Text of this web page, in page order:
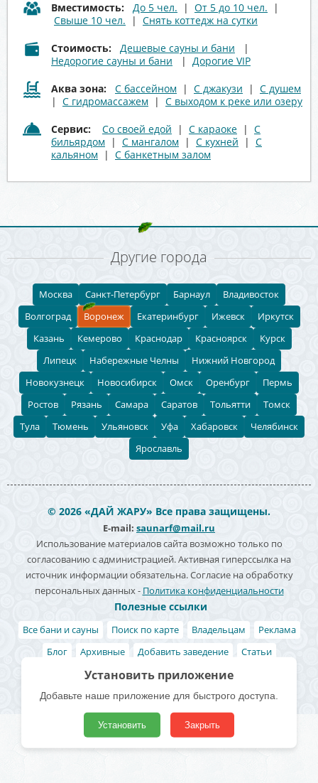
Вместимость: До 5 чел. | От 5 до 10 чел. |
Свыше 10 чел. | Снять коттедж на сутки
Стоимость: Дешевые сауны и бани |
Недорогие сауны и бани | Дорогие VIP
Аква зона: С бассейном | С джакузи | С душем
| С гидромассажем | С выходом к реке или озеру
Сервис: Со своей едой | С караоке | С
бильярдом | С мангалом | С кухней | С
кальяном | С банкетным залом
Другие города
Москва Санкт-Петербург Барнаул
Владивосток
Волгоград
Воронеж Екатеринбург Ижевск
Иркутск
Казань
Кемерово Краснодар Красноярск
Курск
Липецк
Набережные Челны
Нижний Новгород
Новокузнецк
Новосибирск Омск Оренбург
Пермь
Ростов
Рязань Самара Саратов Тольятти
Томск
Тула
Тюмень Ульяновск Уфа Хабаровск
Челябинск
Ярославль
© 2026 «ДАЙ ЖАРУ» Все права защищены.
E-mail: saunarf@mail.ru
Использование материалов сайта возможно только по
согласованию с администрацией. Активная гиперссылка на
источник информации обязательна. Согласие на обработку
персональных данных - Политика конфиденциальности
Полезные ссылки
Все бани и сауны Поиск по карте Владельцам
Реклама
Блог
Архивные Добавить заведение
Статьи
Акции и скидки
Статистика заведений
Установить приложение
Добавьте наше приложение для быстрого доступа.
Установить Закрыть